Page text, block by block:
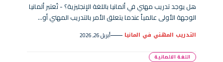
هل يوجد تدريب مهني في ألمانيا باللغة الإنجليزية؟ - تُعتبر ألمانيا
الوجهة الأولى عالمياً عندما يتعلق الأمر بالتدريب المهني أو…
التدريب المهني في المانيا أبريل 26, 2026
اللغة الالمانية